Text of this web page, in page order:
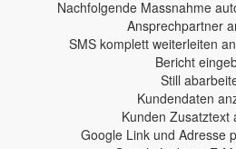
Nachfolgende Massnahme
Ansprechpartner
SMS komplett weiterleiten
Bericht
Still
Kundendaten
Kunden Zusatztext
Google Link und Adresse